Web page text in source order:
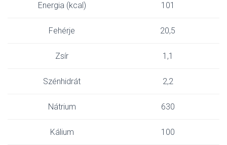
Energia (kcal) 101
Fehérje 20,5
Zsír 1,1
Szénhidrát 2,2
Nátrium 630
Kálium 100